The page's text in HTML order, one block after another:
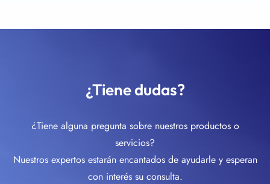
¿Tiene dudas?
¿Tiene alguna pregunta sobre nuestros productos o
servicios?
Nuestros expertos estarán encantados de ayudarle y esperan
con interés su consulta.